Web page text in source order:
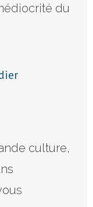
du
culture,